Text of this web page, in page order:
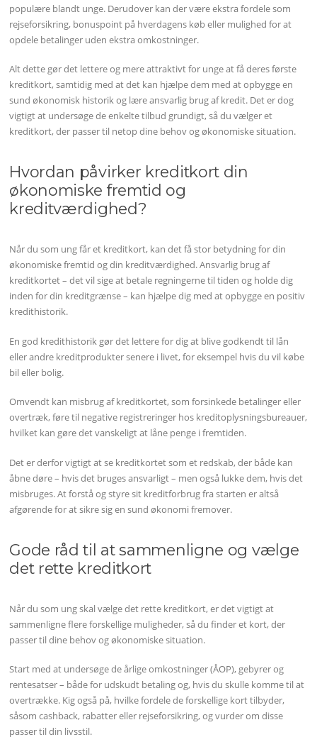
populære blandt unge. Derudover kan der være ekstra fordele som
rejseforsikring, bonuspoint på hverdagens køb eller mulighed for at
opdele betalinger uden ekstra omkostninger.
Alt dette gør det lettere og mere attraktivt for unge at få deres første
kreditkort, samtidig med at det kan hjælpe dem med at opbygge en
sund økonomisk historik og lære ansvarlig brug af kredit. Det er dog
vigtigt at undersøge de enkelte tilbud grundigt, så du vælger et
kreditkort, der passer til netop dine behov og økonomiske situation.
Hvordan påvirker kreditkort din
økonomiske fremtid og
kreditværdighed?
Når du som ung får et kreditkort, kan det få stor betydning for din
økonomiske fremtid og din kreditværdighed. Ansvarlig brug af
kreditkortet – det vil sige at betale regningerne til tiden og holde dig
inden for din kreditgrænse – kan hjælpe dig med at opbygge en positiv
kredithistorik.
En god kredithistorik gør det lettere for dig at blive godkendt til lån
eller andre kreditprodukter senere i livet, for eksempel hvis du vil købe
bil eller bolig.
Omvendt kan misbrug af kreditkortet, som forsinkede betalinger eller
overtræk, føre til negative registreringer hos kreditoplysningsbureauer,
hvilket kan gøre det vanskeligt at låne penge i fremtiden.
Det er derfor vigtigt at se kreditkortet som et redskab, der både kan
åbne døre – hvis det bruges ansvarligt – men også lukke dem, hvis det
misbruges. At forstå og styre sit kreditforbrug fra starten er altså
afgørende for at sikre sig en sund økonomi fremover.
Gode råd til at sammenligne og vælge
det rette kreditkort
Når du som ung skal vælge det rette kreditkort, er det vigtigt at
sammenligne flere forskellige muligheder, så du finder et kort, der
passer til dine behov og økonomiske situation.
Start med at undersøge de årlige omkostninger (ÅOP), gebyrer og
rentesatser – både for udskudt betaling og, hvis du skulle komme til at
overtrække. Kig også på, hvilke fordele de forskellige kort tilbyder,
såsom cashback, rabatter eller rejseforsikring, og vurder om disse
passer til din livsstil.